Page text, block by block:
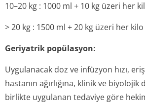
10–20 kg : 1000 ml + 10 kg üzeri her
> 20 kg : 1500 ml + 20 kg üzeri her
Geriyatrik popülasyon:
Uygulanacak doz ve infüzyon hızı,
hastanın ağırlığına, klinik ve
birlikte uygulanan tedaviye göre